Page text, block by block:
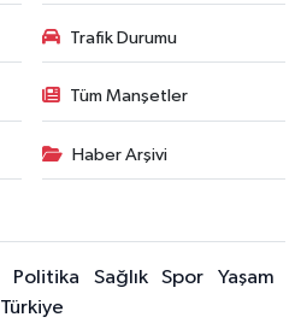
Trafik Durumu
Tüm Manşetler
Haber Arşivi
Politika Sağlık Spor
Yaşam
Türkiye